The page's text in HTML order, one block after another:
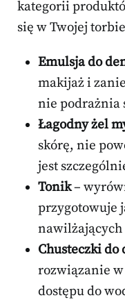
kategorii
się w Twojej
Emulsja do
makijaż i
nie podrażnia
Łagodny żel
skórę, nie
jest
Tonik–
przygotowuje
nawilżających
Chusteczki do
rozwiązanie
dostępu do